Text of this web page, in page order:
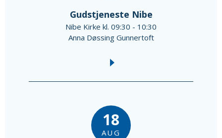
Gudstjeneste Nibe
Nibe Kirke kl. 09:30 - 10:30
Anna Døssing Gunnertoft
18
AUG